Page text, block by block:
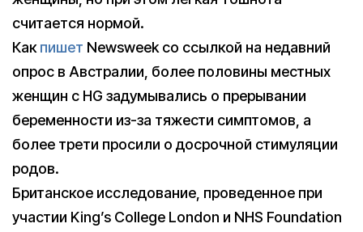
считается нормой.
Какпишет Newsweek cо ссылкой на недавний
опрос в Австралии, более половины местных
женщин с HG задумывались о прерывании
беременности из-за тяжести симптомов, а
более трети просили о досрочной стимуляции
родов.
Британское исследование, проведенное при
участии King’s College London и NHS Foundation